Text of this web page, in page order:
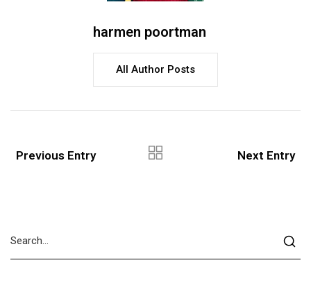
harmen poortman
All Author Posts
Previous Entry Next Entry